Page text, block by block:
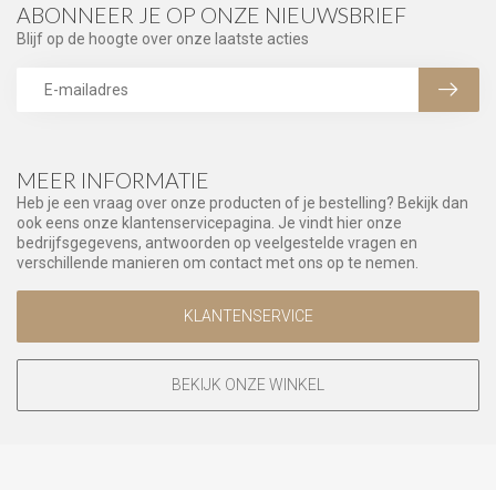
MEER INFORMATIE
Heb je een vraag over onze producten of je bestelling? Bekijk dan
ook eens onze klantenservicepagina. Je vindt hier onze
bedrijfsgegevens, antwoorden op veelgestelde vragen en
verschillende manieren om contact met ons op te nemen.
KLANTENSERVICE
BEKIJK ONZE WINKEL
ABONNEER JE OP ONZE NIEUWSBRIEF
Blijf op de hoogte over onze laatste acties